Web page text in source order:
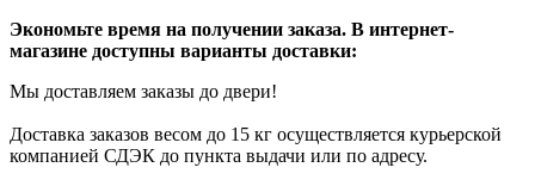
Экономьте время на получении заказа. В интернет-
магазине доступны варианты доставки:
Мы доставляем заказы до двери!
Доставка заказов весом до 15 кг осуществляется курьерской
компанией СДЭК до пункта выдачи или по адресу.